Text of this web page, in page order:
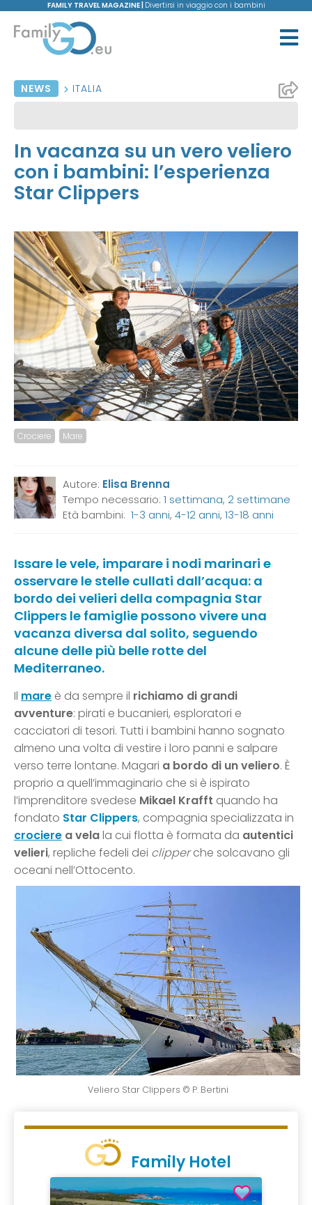
FAMILY TRAVEL MAGAZINE | Divertirsi in viaggio con i bambini
NEWS ITALIA
In vacanza su un vero veliero
con i bambini: l’esperienza
Star Clippers
Crociere Mare
Autore: Elisa Brenna
Tempo necessario: 1 settimana, 2 settimane
Età bambini: 1-3 anni, 4-12 anni, 13-18 anni
Issare le vele, imparare i nodi marinari e
osservare le stelle cullati dall’acqua: a
bordo dei velieri della compagnia Star
Clippers le famiglie possono vivere una
vacanza diversa dal solito, seguendo
alcune delle più belle rotte del
Mediterraneo.
Il mare è da sempre il richiamo di grandi
avventure: pirati e bucanieri, esploratori e
cacciatori di tesori. Tutti i bambini hanno sognato
almeno una volta di vestire i loro panni e salpare
verso terre lontane. Magari a bordo di un veliero. È
proprio a quell’immaginario che si è ispirato
l’imprenditore svedese Mikael Krafft quando ha
fondato Star Clippers, compagnia specializzata in
crociere a velala cui flotta è formata da autentici
velieri, repliche fedeli dei clipperche solcavano gli
oceani nell’Ottocento.
Veliero Star Clippers © P. Bertini
Family Hotel